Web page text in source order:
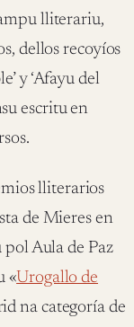
lliterariu,
dellos recoyíos
y ‘Afayu del
escritu en
lliterarios
de Mieres en
Aula de Paz
«Urogallo de
na categoría de